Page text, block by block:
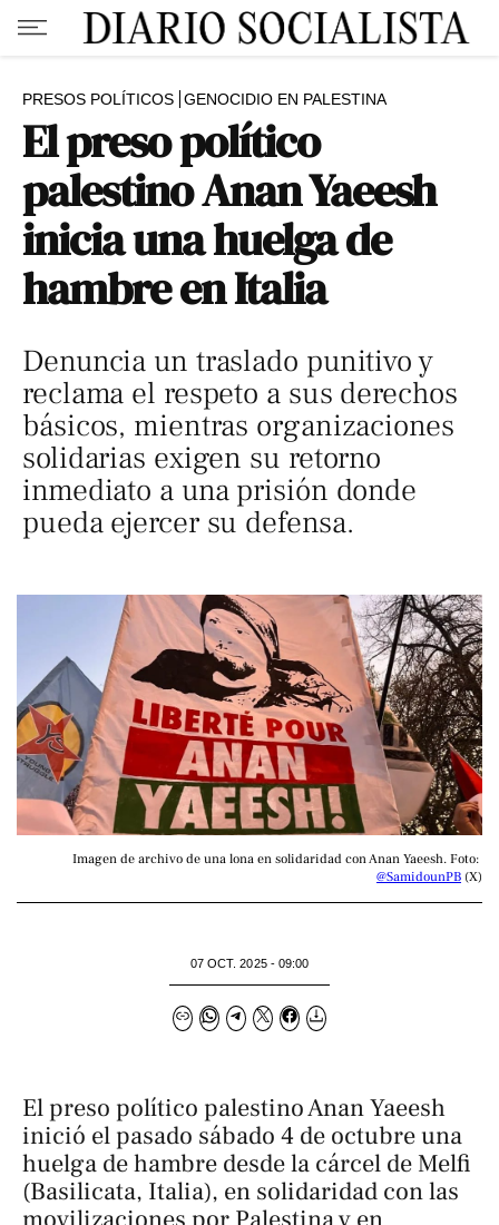
PRESOS POLÍTICOS GENOCIDIO EN PALESTINA
El preso político
palestino Anan Yaeesh
inicia una huelga de
hambre en Italia
Denuncia un traslado punitivo y
reclama el respeto a sus derechos
básicos, mientras organizaciones
solidarias exigen su retorno
inmediato a una prisión donde
pueda ejercer su defensa.
@SamidounPB (X)
07 OCT. 2025 - 09:00
El preso político palestino Anan Yaeesh
inició el pasado sábado 4 de octubre una
huelga de hambre desde la cárcel de Melfi
(Basilicata, Italia), en solidaridad con las